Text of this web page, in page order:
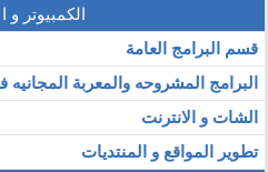
الكمبيوتر و
قسم البرامج العامة
البرامج المشروحه والمعربة المجانيه
الشات و الانترنت
تطوير المواقع و المنتديات